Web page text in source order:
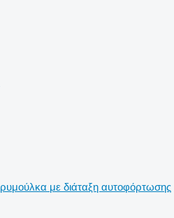
ρυμούλκα με διάταξη αυτοφόρτωσης